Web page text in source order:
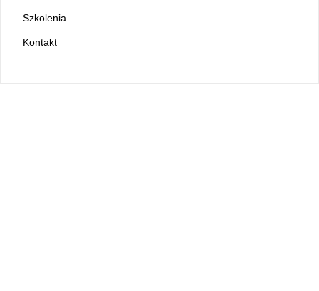
Szkolenia
Kontakt